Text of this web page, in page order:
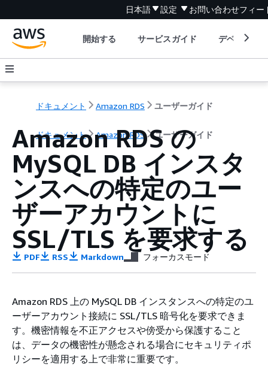
日本語 設定 お問い合わせフィー
開始する サービスガイド デベロッパ
ドキュメント Amazon RDS ユーザーガイド
ドキュメント Amazon RDS ユーザーガイド
Amazon RDS の
MySQL DB インスタ
ンスへの特定のユー
ザーアカウントに
SSL/TLS を要求する
PDF RSS Markdown フォーカスモード
Amazon RDS 上の MySQL DB インスタンスへの特定のユ
ーザーアカウント接続に SSL/TLS 暗号化を要求できま
す。機密情報を不正アクセスや傍受から保護すること
は、データの機密性が懸念される場合にセキュリティポ
リシーを適用する上で非常に重要です。